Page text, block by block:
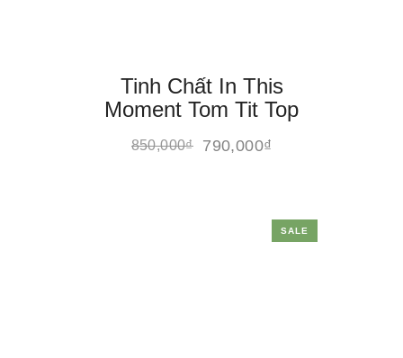
Tinh Chất In This
Moment Tom Tit Top
850,000₫ 790,000₫
SALE